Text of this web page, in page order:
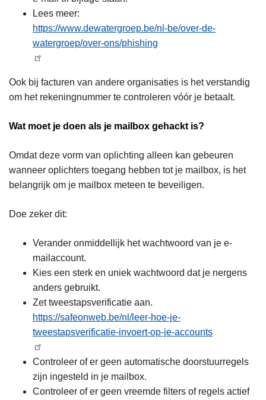
Lees meer:
https://www.dewatergroep.be/nl-be/over-de-
watergroep/over-ons/phishing
Ook bij facturen van andere organisaties is het verstandig
om het rekeningnummer te controleren vóór je betaalt.
Wat moet je doen als je mailbox gehackt is?
Omdat deze vorm van oplichting alleen kan gebeuren
wanneer oplichters toegang hebben tot je mailbox, is het
belangrijk om je mailbox meteen te beveiligen.
Doe zeker dit:
Verander onmiddellijk het wachtwoord van je e-
mailaccount.
Kies een sterk en uniek wachtwoord dat je nergens
anders gebruikt.
Zet tweestapsverificatie aan.
https://safeonweb.be/nl/leer-hoe-je-
tweestapsverificatie-invoert-op-je-accounts
Controleer of er geen automatische doorstuurregels
zijn ingesteld in je mailbox.
Controleer of er geen vreemde filters of regels actief